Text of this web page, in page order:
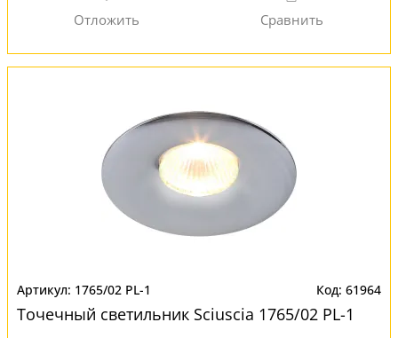
1765/02 PL-1 61964
Точечный светильник Sciuscia 1765/02 PL-1